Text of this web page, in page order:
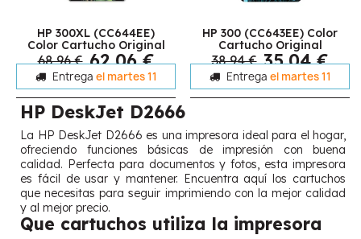
HP 300XL (CC644EE)
Color Cartucho Original
68,96 € 62,06 €
Entrega el martes 11
HP 300 (CC643EE) Color
Cartucho Original
38,94 € 35,04 €
Entrega el martes 11
HP DeskJet D2666
La HP DeskJet D2666 es una impresora ideal para el hogar,
ofreciendo funciones básicas de impresión con buena
calidad. Perfecta para documentos y fotos, esta impresora
es fácil de usar y mantener. Encuentra aquí los cartuchos
que necesitas para seguir imprimiendo con la mejor calidad
y al mejor precio.
Que cartuchos utiliza la impresora